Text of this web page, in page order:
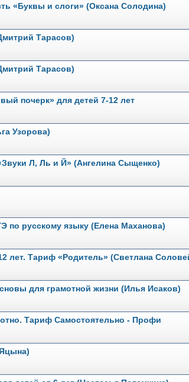
«Буквы и слоги» (Оксана Солодина)
Тарасов)
Тарасов)
почерк» для детей 7-12 лет
Узорова)
Л, Ль и Й» (Ангелина Сыщенко)
по русскому языку (Елена Маханова)
лет. Тариф «Родитель» (Светлана
для грамотной жизни (Илья Исаков)
Тариф Самостоятельно - Профи